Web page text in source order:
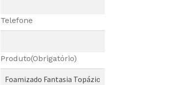
Telefone
Produto(Obrigatório)